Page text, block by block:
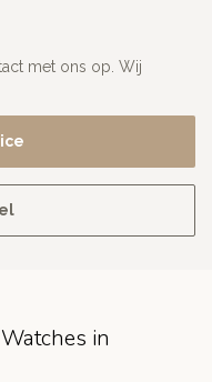
met ons op. Wij
in